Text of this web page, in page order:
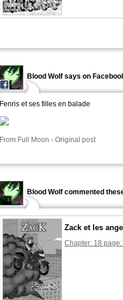
Blood Wolf says on
Fenris et ses filles en balade
From Full Moon - Original post
Blood Wolf commented
Zack et les
Chapter: 18 page: